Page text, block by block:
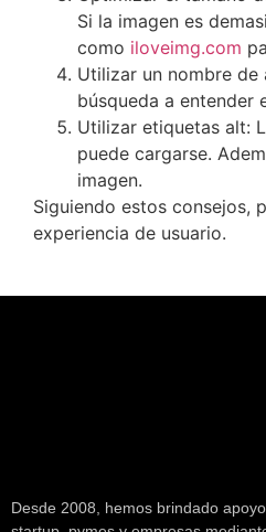
Si la imagen es
como iloveimg.com
Utilizar un nombre
búsqueda a entender
Utilizar etiquetas alt:
puede cargarse.
imagen.
Siguiendo estos consejos,
experiencia de usuario.
Desde 2008, hemos brindado